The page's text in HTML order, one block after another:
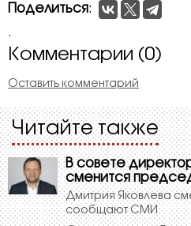
Поделиться:
.
Комментарии (0)
Оставить комментарий
Читайте также
В совете
сменится
Дмитрия Яковлева
сообщают СМИ